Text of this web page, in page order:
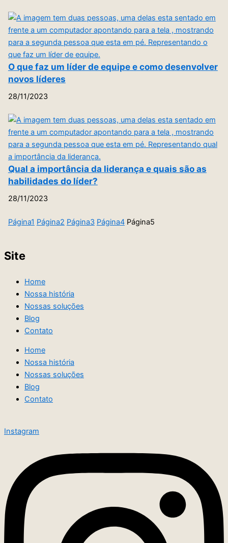
O que faz um líder de equipe e como desenvolver
novos líderes
28/11/2023
Qual a importância da liderança e quais são as
habilidades do líder?
28/11/2023
Página1 Página2 Página3 Página4 Página5
Site
Home
Nossa história
Nossas soluções
Blog
Contato
Home
Nossa história
Nossas soluções
Blog
Contato
Instagram